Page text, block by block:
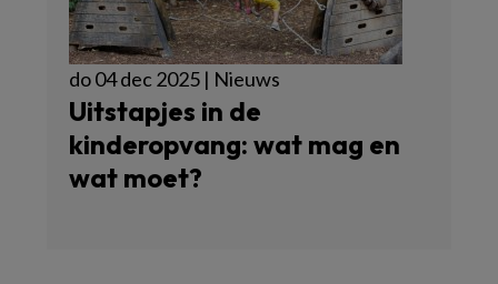
do 04 dec 2025 | Nieuws
Uitstapjes in de
kinderopvang: wat mag en
wat moet?